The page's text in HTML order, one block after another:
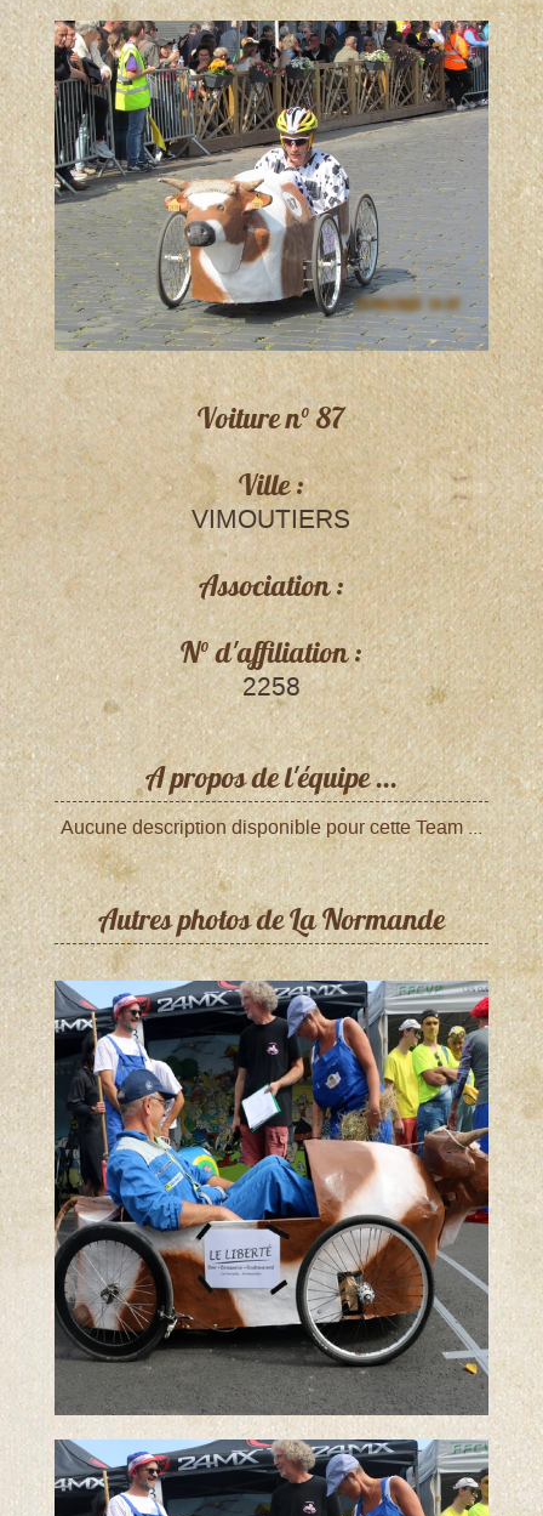
Voiture n° 87
Ville :
VIMOUTIERS
Association :
N° d'affiliation :
2258
A propos de l'équipe ...
Aucune description disponible pour cette Team ...
Autres photos de La Normande